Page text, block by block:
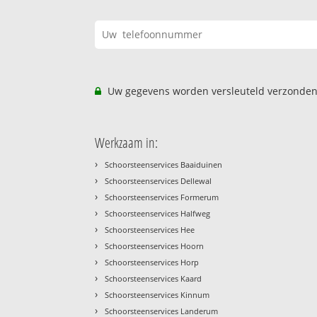
Uw gegevens worden versleuteld
Werkzaam in:
› Schoorsteenservices Baaiduinen
› Schoorsteenservices Dellewal
› Schoorsteenservices Formerum
› Schoorsteenservices Halfweg
› Schoorsteenservices Hee
› Schoorsteenservices Hoorn
› Schoorsteenservices Horp
› Schoorsteenservices Kaard
› Schoorsteenservices Kinnum
› Schoorsteenservices Landerum